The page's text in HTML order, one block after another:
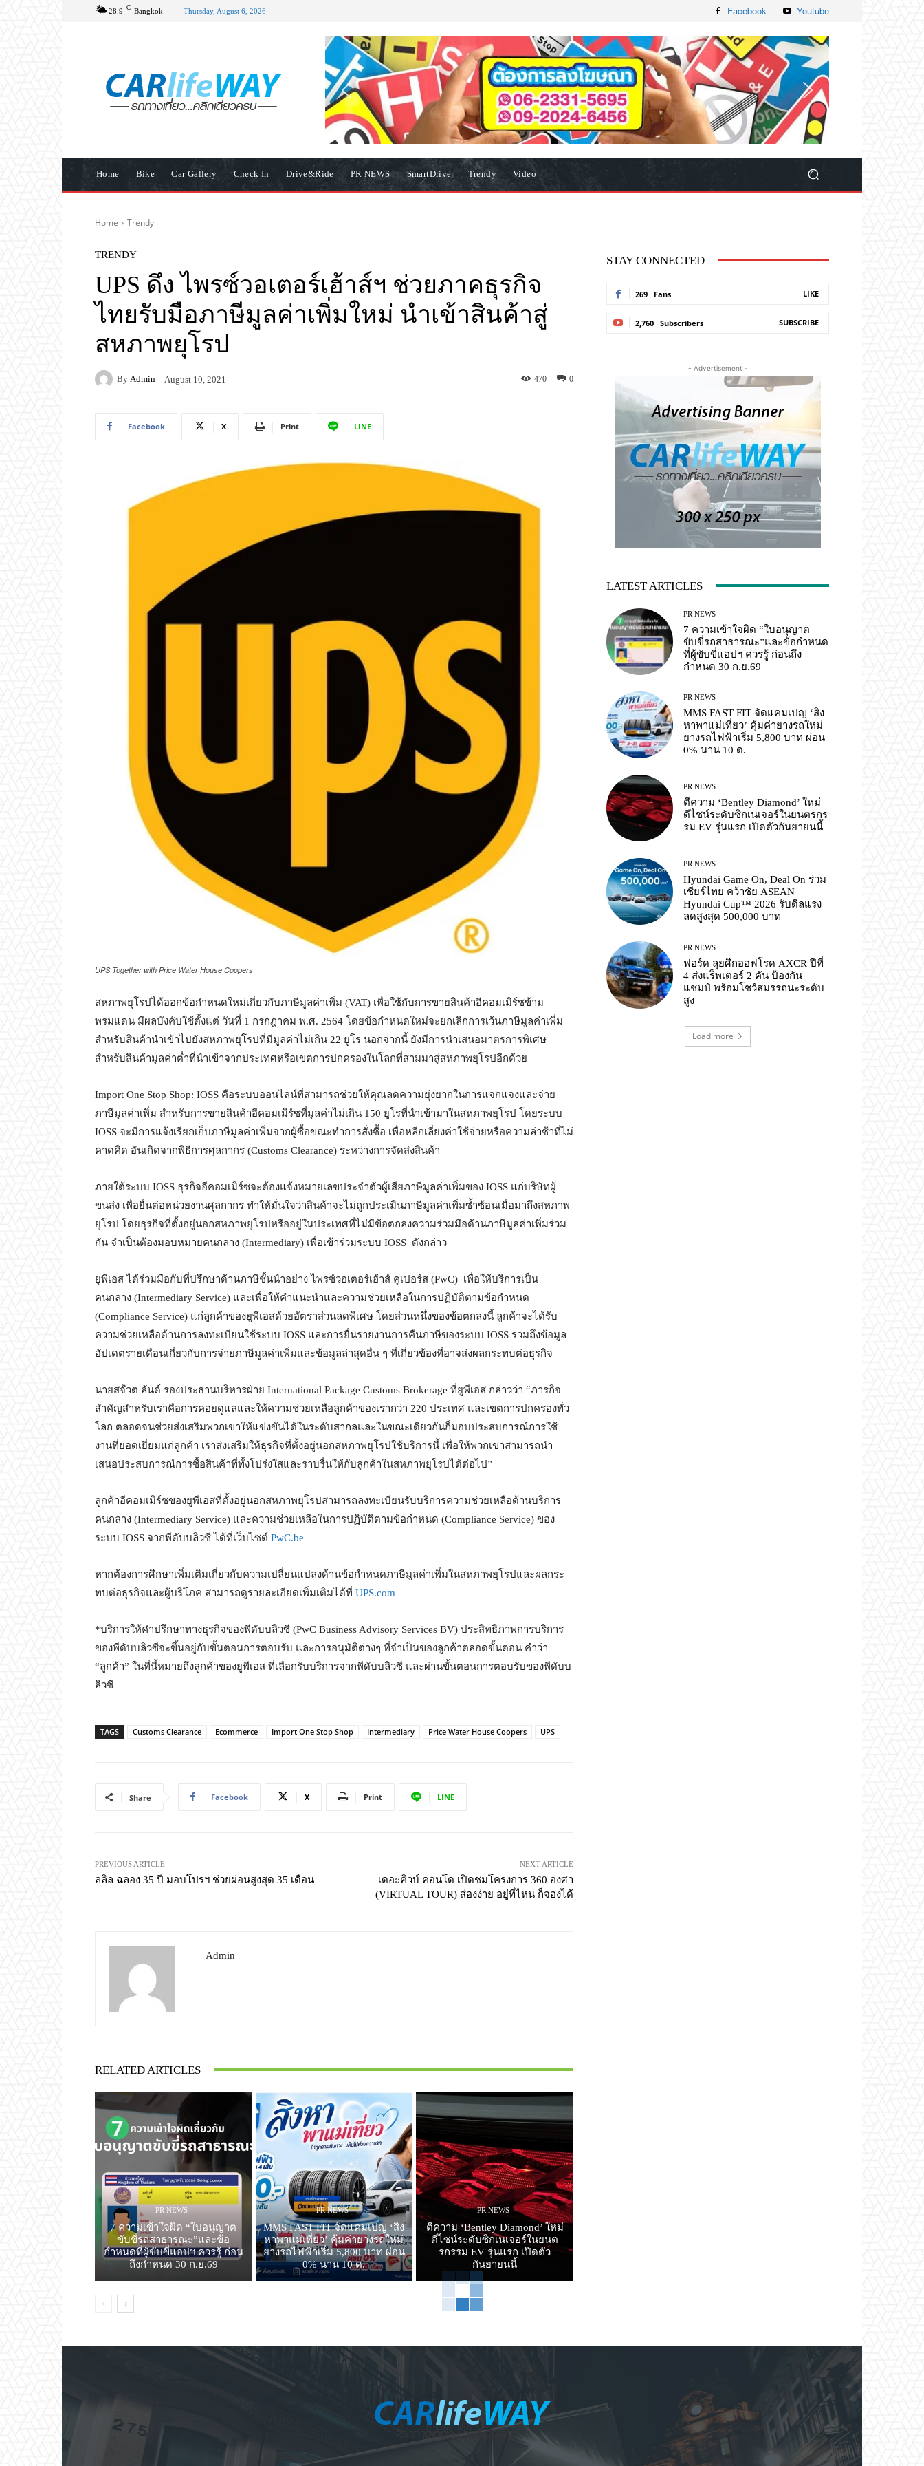
28.9 C Bangkok Thursday, August 6, 2026 Facebook Youtube
Home Bike Car Gallery Check In Drive&Ride PR NEWS SmartDrive Trendy Video
Home Trendy
TRENDY
UPS ดึง ไพรซ์วอเตอร์เฮ้าส์ฯ ช่วยภาคธุรกิจ
ไทยรับมือภาษีมูลค่าเพิ่มใหม่ นำเข้าสินค้าสู่
สหภาพยุโรป
By Admin August 10, 2021 0
470
Facebook X Print LINE
UPS Together with Price Water House Coopers
สหภาพยุโรปได้ออกข้อกำหนดใหม่เกี่ยวกับภาษีมูลค่าเพิ่ม (VAT) เพื่อใช้กับการขายสินค้าอีคอมเมิร์ซข้าม
พรมแดน มีผลบังคับใช้ตั้งแต่ วันที่ 1 กรกฎาคม พ.ศ. 2564 โดยข้อกำหนดใหม่จะยกเลิกการเว้นภาษีมูลค่าเพิ่ม
สำหรับสินค้านำเข้าไปยังสหภาพยุโรปที่มีมูลค่าไม่เกิน 22 ยูโร นอกจากนี้ ยังมีการนำเสนอมาตรการพิเศษ
สำหรับสินค้ามูลค่าต่ำที่นำเข้าจากประเทศหรือเขตการปกครองในโลกที่สามมาสู่สหภาพยุโรปอีกด้วย
Import One Stop Shop: IOSS คือระบบออนไลน์ที่สามารถช่วยให้คุณลดความยุ่งยากในการแจกแจงและจ่าย
ภาษีมูลค่าเพิ่ม สำหรับการขายสินค้าอีคอมเมิร์ซที่มูลค่าไม่เกิน 150 ยูโรที่นำเข้ามาในสหภาพยุโรป โดยระบบ
IOSS จะมีการแจ้งเรียกเก็บภาษีมูลค่าเพิ่มจากผู้ซื้อขณะทำการสั่งซื้อ เพื่อหลีกเลี่ยงค่าใช้จ่ายหรือความล่าช้าที่ไม่
คาดคิด อันเกิดจากพิธีการศุลกากร (Customs Clearance) ระหว่างการจัดส่งสินค้า
ภายใต้ระบบ IOSS ธุรกิจอีคอมเมิร์ซจะต้องแจ้งหมายเลขประจำตัวผู้เสียภาษีมูลค่าเพิ่มของ IOSS แก่บริษัทผู้
ขนส่ง เพื่อยื่นต่อหน่วยงานศุลกากร ทำให้มั่นใจว่าสินค้าจะไม่ถูกประเมินภาษีมูลค่าเพิ่มซ้ำซ้อนเมื่อมาถึงสหภาพ
ยุโรป โดยธุรกิจที่ตั้งอยู่นอกสหภาพยุโรปหรืออยู่ในประเทศที่ไม่มีข้อตกลงความร่วมมือด้านภาษีมูลค่าเพิ่มร่วม
กัน จำเป็นต้องมอบหมายคนกลาง (Intermediary) เพื่อเข้าร่วมระบบ IOSS ดังกล่าว
ยูพีเอส ได้ร่วมมือกับที่ปรึกษาด้านภาษีชั้นนำอย่าง ไพรซ์วอเตอร์เฮ้าส์ คูเปอร์ส (PwC) เพื่อให้บริการเป็น
คนกลาง (Intermediary Service) และเพื่อให้คำแนะนำและความช่วยเหลือในการปฏิบัติตามข้อกำหนด
(Compliance Service) แก่ลูกค้าของยูพีเอสด้วยอัตราส่วนลดพิเศษ โดยส่วนหนึ่งของข้อตกลงนี้ ลูกค้าจะได้รับ
ความช่วยเหลือด้านการลงทะเบียนใช้ระบบ IOSS และการยื่นรายงานการคืนภาษีของระบบ IOSS รวมถึงข้อมูล
อัปเดตรายเดือนเกี่ยวกับการจ่ายภาษีมูลค่าเพิ่มและข้อมูลล่าสุดอื่น ๆ ที่เกี่ยวข้องที่อาจส่งผลกระทบต่อธุรกิจ
นายสจ๊วต ลันด์ รองประธานบริหารฝ่าย International Package Customs Brokerage ที่ยูพีเอส กล่าวว่า “ภารกิจ
สำคัญสำหรับเราคือการคอยดูแลและให้ความช่วยเหลือลูกค้าของเรากว่า 220 ประเทศ และเขตการปกครองทั่ว
โลก ตลอดจนช่วยส่งเสริมพวกเขาให้แข่งขันได้ในระดับสากลและในขณะเดียวกันก็มอบประสบการณ์การใช้
งานที่ยอดเยี่ยมแก่ลูกค้า เราส่งเสริมให้ธุรกิจที่ตั้งอยู่นอกสหภาพยุโรปใช้บริการนี้ เพื่อให้พวกเขาสามารถนำ
เสนอประสบการณ์การซื้อสินค้าที่ทั้งโปร่งใสและราบรื่นให้กับลูกค้าในสหภาพยุโรปได้ต่อไป”
ลูกค้าอีคอมเมิร์ซของยูพีเอสที่ตั้งอยู่นอกสหภาพยุโรปสามารถลงทะเบียนรับบริการความช่วยเหลือด้านบริการ
คนกลาง (Intermediary Service) และความช่วยเหลือในการปฏิบัติตามข้อกำหนด (Compliance Service) ของ
ระบบ IOSS จากพีดับบลิวซี ได้ที่เว็บไซต์ PwC.be
หากต้องการศึกษาเพิ่มเติมเกี่ยวกับความเปลี่ยนแปลงด้านข้อกำหนดภาษีมูลค่าเพิ่มในสหภาพยุโรปและผลกระ
ทบต่อธุรกิจและผู้บริโภค สามารถดูรายละเอียดเพิ่มเติมได้ที่ UPS.com
*บริการให้คำปรึกษาทางธุรกิจของพีดับบลิวซี (PwC Business Advisory Services BV) ประสิทธิภาพการบริการ
ของพีดับบลิวซีจะขึ้นอยู่กับขั้นตอนการตอบรับ และการอนุมัติต่างๆ ที่จำเป็นของลูกค้าตลอดขั้นตอน คำว่า
“ลูกค้า” ในที่นี้หมายถึงลูกค้าของยูพีเอส ที่เลือกรับบริการจากพีดับบลิวซี และผ่านขั้นตอนการตอบรับของพีดับบ
ลิวซี
TAGS Customs Clearance Ecommerce Import One Stop Shop Intermediary Price Water House Coopers UPS
Share Facebook X Print LINE
PREVIOUS ARTICLE
ลลิล ฉลอง 35 ปี มอบโปรฯ ช่วยผ่อนสูงสุด 35 เดือน
NEXT ARTICLE
เดอะคิวบ์ คอนโด เปิดชมโครงการ 360 องศา
(VIRTUAL TOUR) ส่องง่าย อยู่ที่ไหน ก็จองได้
Admin
RELATED ARTICLES
PR NEWS
7 ความเข้าใจผิด “ใบอนุญาต
ขับขี่รถสาธารณะ”และข้อ
กำหนดที่ผู้ขับขี่แอปฯ ควรรู้ ก่อน
ถึงกำหนด 30 ก.ย.69
PR NEWS
MMS FAST FIT จัดแคมเปญ ‘สิง
หาพาแม่เที่ยว’ คุ้มค่ายางรถใหม่
ยางรถไฟฟ้าเริ่ม 5,800 บาท ผ่อน
0% นาน 10 ด.
PR NEWS
ตีความ ‘Bentley Diamond’ ใหม่
ดีไซน์ระดับซิกเนเจอร์ในยนต
รกรรม EV รุ่นแรก เปิดตัว
กันยายนนี้
STAY CONNECTED
269 Fans LIKE
2,760 Subscribers SUBSCRIBE
- Advertisement -
LATEST ARTICLES
PR NEWS
7 ความเข้าใจผิด “ใบอนุญาต
ขับขี่รถสาธารณะ”และข้อกำหนด
ที่ผู้ขับขี่แอปฯ ควรรู้ ก่อนถึง
กำหนด 30 ก.ย.69
PR NEWS
MMS FAST FIT จัดแคมเปญ ‘สิง
หาพาแม่เที่ยว’ คุ้มค่ายางรถใหม่
ยางรถไฟฟ้าเริ่ม 5,800 บาท ผ่อน
0% นาน 10 ด.
PR NEWS
ตีความ ‘Bentley Diamond’ ใหม่
ดีไซน์ระดับซิกเนเจอร์ในยนตรกร
รม EV รุ่นแรก เปิดตัวกันยายนนี้
PR NEWS
Hyundai Game On, Deal On ร่วม
เชียร์ไทย คว้าชัย ASEAN
Hyundai Cup™ 2026 รับดีลแรง
ลดสูงสุด 500,000 บาท
PR NEWS
ฟอร์ด ลุยศึกออฟโรด AXCR ปีที่
4 ส่งแร็พเตอร์ 2 คัน ป้องกัน
แชมป์ พร้อมโชว์สมรรถนะระดับ
สูง
Load more